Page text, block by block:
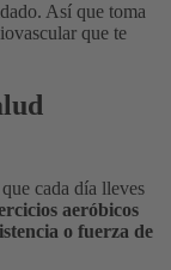
Así que toma
que te
cada día lleves
aeróbicos
o fuerza de